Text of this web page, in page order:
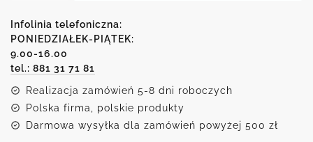
Turkusowe
lawendy
Infolinia telefoniczna:
PONIEDZIAŁEK-PIĄTEK:
9.00-16.00
tel.: 881 31 71 81
Realizacja zamówień 5-8 dni roboczych
Polska firma, polskie produkty
Darmowa wysyłka dla zamówień powyżej 500 zł